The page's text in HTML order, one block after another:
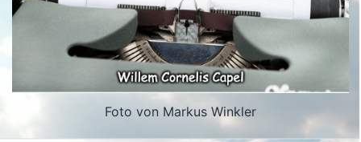
Foto von Markus Winkler